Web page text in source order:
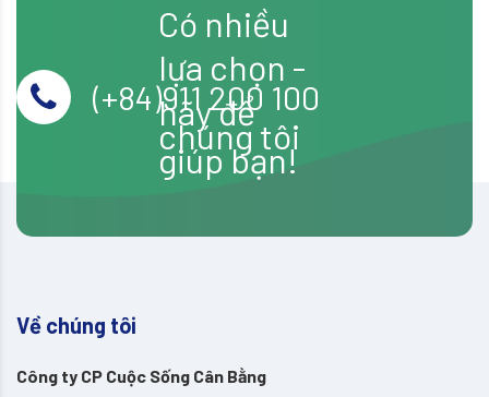
Có nhiều
lựa chọn -
hãy để
chúng tôi
giúp bạn!
(+84)911 200 100
Về chúng tôi
Công ty CP Cuộc Sống Cân Bằng